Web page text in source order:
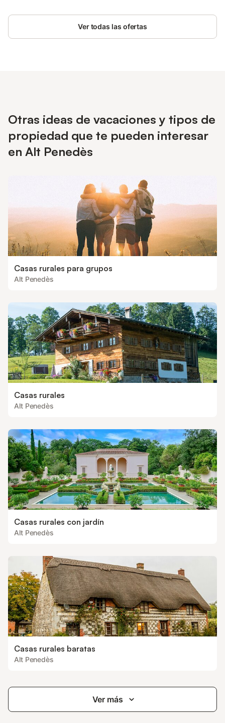
equipada, baño y terraza. 1 habitación con cama de
matrimonio, 1 habitación con 2 camas individuales, 1 sofá cama
para 2 niños en el salón, Cocina (utensilios de cocina para 6
Ver todas las ofertas
Otras ideas de vacaciones y tipos de
propiedad que te pueden interesar
en Alt Penedès
Casas rurales para grupos
Alt Penedès
Casas rurales
Alt Penedès
Casas rurales con jardín
Alt Penedès
Casas rurales baratas
Alt Penedès
Ver más